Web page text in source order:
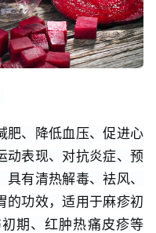
肥、降低血压、促进心
动表现、对抗炎症、预
有清热解毒、袪风、
的功效，适用于麻疹初
期、红肿热痛皮疹等